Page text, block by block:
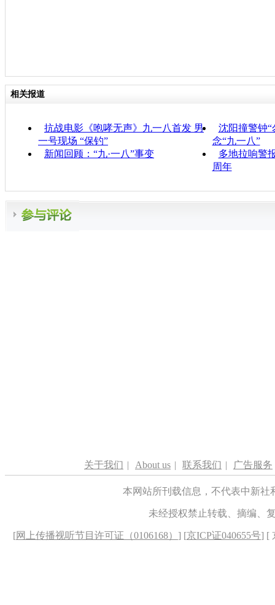
相关报道
抗战电影《咆哮无声》九一八首发 男
一号现场 “保钓”
沈阳撞警钟“
念“九一八”
新闻回顾：“九·一八”事变
多地拉响警
周年
关于我们 | About us | 联系我们 | 广告服务
本网站所刊载信息，不代表中新
未经授权禁止转载、摘编、
[网上传播视听节目许可证（0106168） ] [京ICP证040655号] [